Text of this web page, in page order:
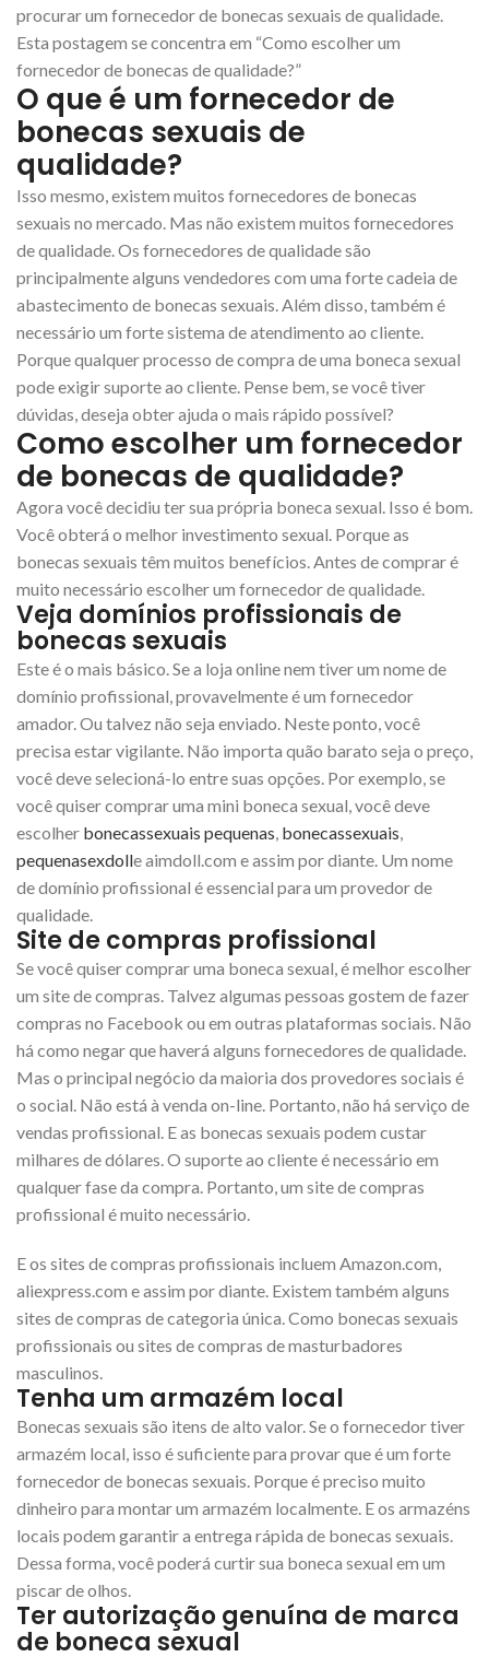
procurar um fornecedor de bonecas sexuais de qualidade.
Esta postagem se concentra em “Como escolher um
fornecedor de bonecas de qualidade?”
O que é um fornecedor de
bonecas sexuais de
qualidade?
Isso mesmo, existem muitos fornecedores de bonecas
sexuais no mercado. Mas não existem muitos fornecedores
de qualidade. Os fornecedores de qualidade são
principalmente alguns vendedores com uma forte cadeia de
abastecimento de bonecas sexuais. Além disso, também é
necessário um forte sistema de atendimento ao cliente.
Porque qualquer processo de compra de uma boneca sexual
pode exigir suporte ao cliente. Pense bem, se você tiver
dúvidas, deseja obter ajuda o mais rápido possível?
Como escolher um fornecedor
de bonecas de qualidade?
Agora você decidiu ter sua própria boneca sexual. Isso é bom.
Você obterá o melhor investimento sexual. Porque as
bonecas sexuais têm muitos benefícios. Antes de comprar é
muito necessário escolher um fornecedor de qualidade.
Veja domínios profissionais de
bonecas sexuais
Este é o mais básico. Se a loja online nem tiver um nome de
domínio profissional, provavelmente é um fornecedor
amador. Ou talvez não seja enviado. Neste ponto, você
precisa estar vigilante. Não importa quão barato seja o preço,
você deve selecioná-lo entre suas opções. Por exemplo, se
você quiser comprar uma mini boneca sexual, você deve
escolher bonecassexuais pequenas, bonecassexuais,
pequenasexdolle aimdoll.com e assim por diante. Um nome
de domínio profissional é essencial para um provedor de
qualidade.
Site de compras profissional
Se você quiser comprar uma boneca sexual, é melhor escolher
um site de compras. Talvez algumas pessoas gostem de fazer
compras no Facebook ou em outras plataformas sociais. Não
há como negar que haverá alguns fornecedores de qualidade.
Mas o principal negócio da maioria dos provedores sociais é
o social. Não está à venda on-line. Portanto, não há serviço de
vendas profissional. E as bonecas sexuais podem custar
milhares de dólares. O suporte ao cliente é necessário em
qualquer fase da compra. Portanto, um site de compras
profissional é muito necessário.
E os sites de compras profissionais incluem Amazon.com,
aliexpress.com e assim por diante. Existem também alguns
sites de compras de categoria única. Como bonecas sexuais
profissionais ou sites de compras de masturbadores
masculinos.
Tenha um armazém local
Bonecas sexuais são itens de alto valor. Se o fornecedor tiver
armazém local, isso é suficiente para provar que é um forte
fornecedor de bonecas sexuais. Porque é preciso muito
dinheiro para montar um armazém localmente. E os armazéns
locais podem garantir a entrega rápida de bonecas sexuais.
Dessa forma, você poderá curtir sua boneca sexual em um
piscar de olhos.
Ter autorização genuína de marca
de boneca sexual